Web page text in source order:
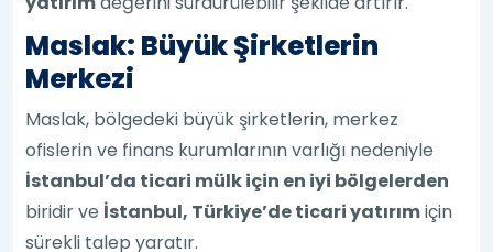
Maslak: Büyük Şirketlerin
Merkezi
Maslak, bölgedeki büyük şirketlerin, merkez
ofislerin ve finans kurumlarının varlığı nedeniyle
İstanbul’da ticari mülk için en iyi bölgelerden
biridir ve İstanbul, Türkiye’de ticari yatırımiçin
sürekli talep yaratır.